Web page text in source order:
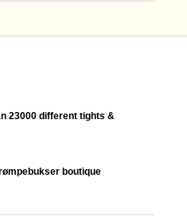
23000 different tights &
boutique